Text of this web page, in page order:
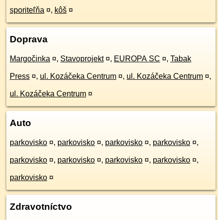
sporiteľňa ¤, kôš ¤
Doprava
Margočinka ¤, Stavoprojekt ¤, EUROPA SC ¤, Tabak
Press ¤, ul. Kozáčeka Centrum ¤, ul. Kozáčeka Centrum ¤,
ul. Kozáčeka Centrum ¤
Auto
parkovisko ¤, parkovisko ¤, parkovisko ¤, parkovisko ¤,
parkovisko ¤, parkovisko ¤, parkovisko ¤, parkovisko ¤,
parkovisko ¤
Zdravotníctvo